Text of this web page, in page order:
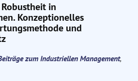
in
Konzeptionelles
und
zum Industriellen Management,